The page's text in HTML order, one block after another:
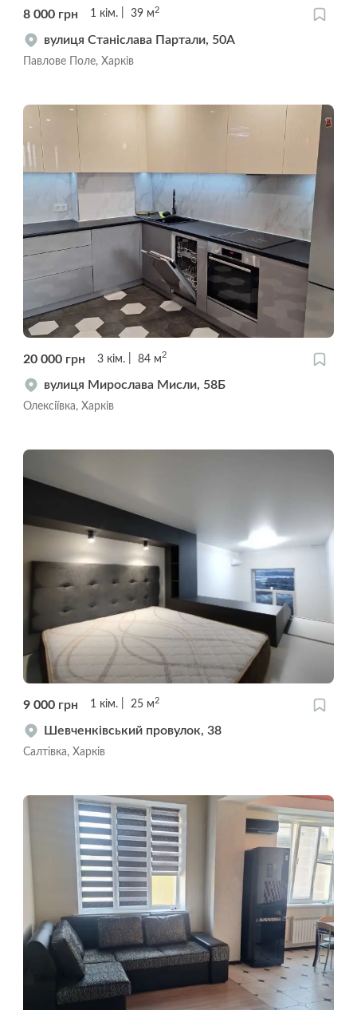
8 000 грн 1 кім. 39 м 2
вулиця Станіслава Партали, 50А
Павлове Поле, Харків
20 000 грн 3 кім. 84 м2
вулиця Мирослава Мисли, 58Б
Олексіївка, Харків
9 000 грн 1 кім. 25 м 2
Шевченківський провулок, 38
Салтівка, Харків